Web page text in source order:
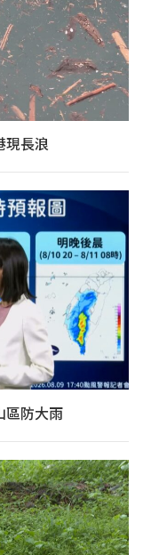
現長浪
區防大雨